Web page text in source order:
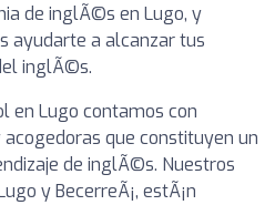
de inglÃ©s en Lugo, y
ayudarte a alcanzar tus
inglÃ©s.
en Lugo contamos con
que constituyen un
de inglÃ©s. Nuestros
y BecerreÃ¡, estÃ¡n